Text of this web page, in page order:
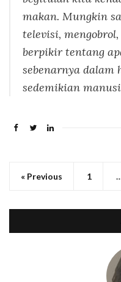
makan. Mungkin
televisi,
berpikir tentang
sebenarnya
sedemikian
« Previous 1